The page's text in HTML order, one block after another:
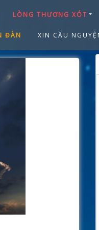
LÒNG THƯƠNG XÓT
ĐÀN XIN CẦU